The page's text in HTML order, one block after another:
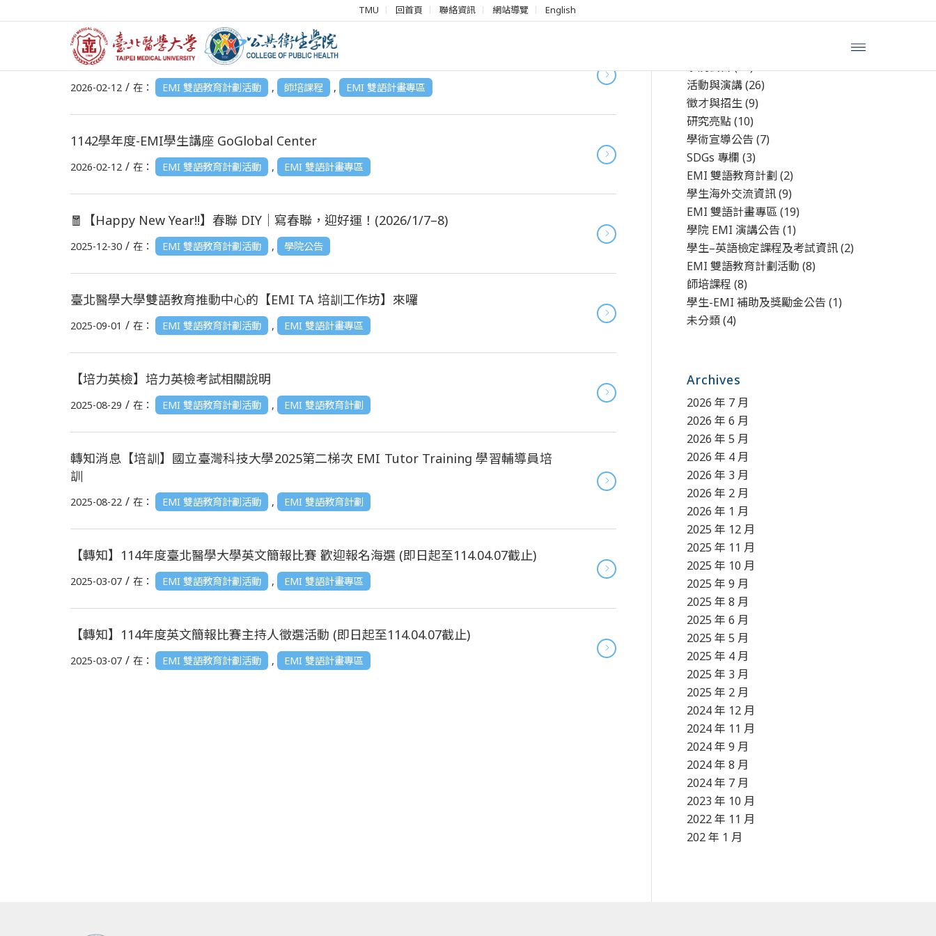
TMU 回首頁 聯絡資訊 網站導覽 English
115.03.04 EMI 教師培訓既學生工作坊《TEEMI工作坊》
2026-02-12 / 在： EMI 雙語教育計劃活動 , 師培課程 , EMI 雙語計畫專區
1142學年度-EMI學生講座 GoGlobal Center
2026-02-12 / 在： EMI 雙語教育計劃活動 , EMI 雙語計畫專區
🧧【Happy New Year!!】春聯 DIY｜寫春聯，迎好運！(2026/1/7–8)
2025-12-30 / 在： EMI 雙語教育計劃活動 , 學院公告
臺北醫學大學雙語教育推動中心的【EMI TA 培訓工作坊】來囉
2025-09-01 / 在： EMI 雙語教育計劃活動 , EMI 雙語計畫專區
【培力英檢】培力英檢考試相關說明
2025-08-29 / 在： EMI 雙語教育計劃活動 , EMI 雙語教育計劃
轉知消息【培訓】國立臺灣科技大學2025第二梯次 EMI Tutor Training 學習輔導員培
訓
2025-08-22 / 在： EMI 雙語教育計劃活動 , EMI 雙語教育計劃
【轉知】114年度臺北醫學大學英文簡報比賽 歡迎報名海選 (即日起至114.04.07截止)
2025-03-07 / 在： EMI 雙語教育計劃活動 , EMI 雙語計畫專區
【轉知】114年度英文簡報比賽主持人徵選活動 (即日起至114.04.07截止)
2025-03-07 / 在： EMI 雙語教育計劃活動 , EMI 雙語計畫專區
學院公告(44)
活動與演講(26)
徵才與招生(9)
研究亮點(10)
學術宣導公告 (7)
SDGs 專欄 (3)
EMI 雙語教育計劃 (2)
學生海外交流資訊(9)
EMI 雙語計畫專區(19)
學院 EMI 演講公告 (1)
學生–英語檢定課程及考試資訊(2)
EMI 雙語教育計劃活動 (8)
師培課程 (8)
學生-EMI 補助及獎勵金公告 (1)
未分類(4)
Archives
2026 年 7 月
2026 年 6 月
2026 年 5 月
2026 年 4 月
2026 年 3 月
2026 年 2 月
2026 年 1 月
2025 年 12 月
2025 年 11 月
2025 年 10 月
2025 年 9 月
2025 年 8 月
2025 年 6 月
2025 年 5 月
2025 年 4 月
2025 年 3 月
2025 年 2 月
2024 年 12 月
2024 年 11 月
2024 年 9 月
2024 年 8 月
2024 年 7 月
2023 年 10 月
2022 年 11 月
202 年 1 月